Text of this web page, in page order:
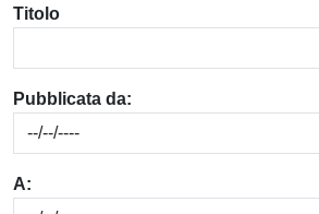
Filtri di ricerca
Titolo
Pubblicata da:
A: